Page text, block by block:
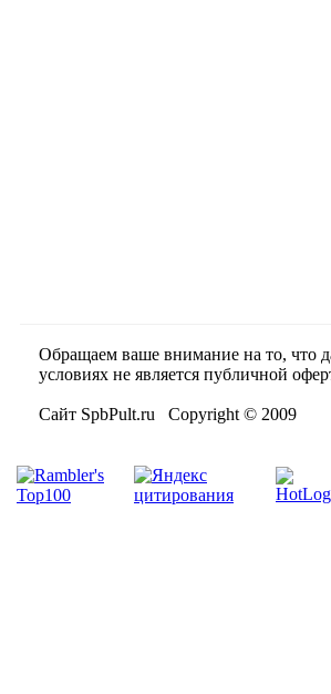
Обращаем ваше внимание на то, что
условиях не является публичной
Сайт SpbPult.ru Copyright ©